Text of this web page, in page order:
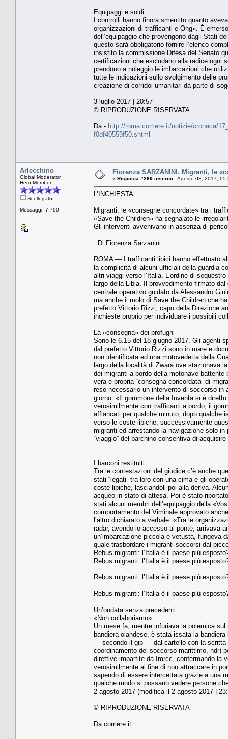
Equipaggi e soldi
I controlli hanno finora smentito quanto
organizzazioni di trafficanti e Ong». È
dell’equipaggio che provengono dagli Stati
questo sarà obbligatorio fornire l’elenco
insistito la commissione Difesa del Senato
certificazioni che escludano alla radice ogni
prendono a noleggio le imbarcazioni che
tutte le indicazioni sullo svolgimento delle
creazione di corridoi umanitari da parte di
3 luglio 2017 | 20:57
© RIPRODUZIONE RISERVATA
Da - http://roma.corriere.it/notizie/cronaca/
f0df40559f50.shtml
Arlecchino
Global Moderator
Hero Member
Scollegato
Messaggi: 7.790
Fiorenza SARZANINI. Migranti, le
« Risposta #269 inserito::Agosto 03, 2017,
L’INCHIESTA
Migranti, le «consegne concordate» tra i
«Save the Children» ha segnalato le
Gli interventi avvenivano in assenza di
Di Fiorenza Sarzanini
ROMA — I trafficanti libici hanno effettuato
la complicità di alcuni ufficiali della guardia
altri viaggi verso l’Italia. L’ordine di
largo della Libia. Il provvedimento firmato
centrale operativo guidato da Alessandro
ma anche il ruolo di Save the Children che
prefetto Vittorio Rizzi, capo della Direzione
inchieste proprio per individuare i possibili
La «consegna» dei profughi
Sono le 6.15 del 18 giugno 2017. Gli agenti
dal prefetto Vittorio Rizzi sono in mare e
non identificata ed una motovedetta della
largo della località di Zwara ove stazionava
dei migranti a bordo della motonave
vera e propria “consegna concordata” di
reso necessario un intervento di soccorso in
giorno: «Il gommone della Iuventa si è
verosimilmente con trafficanti a bordo; il
affiancati per qualche minuto; dopo qualche
verso le coste libiche; successivamente
migranti ed arrestando la navigazione solo
“viaggio” del barchino consentiva di
I barconi restituiti
Tra le contestazioni del giudice c’è anche
stati “legati” tra loro con una cima e gli
coste libiche, lasciandoli poi alla deriva.
acqueo in stato di attesa. Poi è stato
stati alcuni membri dell’equipaggio della
comportamento del Viminale approvato
l’altro dichiarato a verbale: «Tra le
radar, avendo io accesso al ponte, arrivava
un’imbarcazione piccola e vetusta, fungeva
quale trasbordare i migranti soccorsi dal
Rebus migranti: l’Italia è il paese più
Rebus migranti: l’Italia è il paese più
Rebus migranti: l’Italia è il paese più
Rebus migranti: l’Italia è il paese più
Un’ondata senza precedenti
«Non collaboriamo»
Un mese fa, mentre infuriava la polemica
bandiera olandese, è stata issata la
— secondo il gip — dal cartello con la scritta
coordinamento del soccorso marittimo, ndr)
direttive impartite da Imrcc, confermando la
verosimilmente al fine di non attraccare in
sapendo di essere intercettata grazie a una
qualche modo si possano vedere persone
2 agosto 2017 (modifica il 2 agosto 2017 |
© RIPRODUZIONE RISERVATA
Da corriere.it